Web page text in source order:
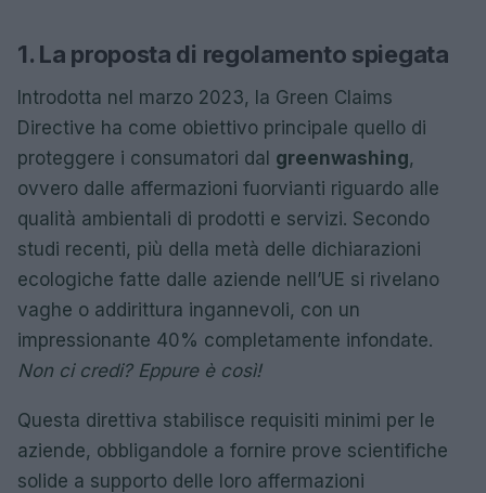
1. La proposta di regolamento spiegata
Introdotta nel marzo 2023, la Green Claims
Directive ha come obiettivo principale quello di
proteggere i consumatori dal greenwashing,
ovvero dalle affermazioni fuorvianti riguardo alle
qualità ambientali di prodotti e servizi. Secondo
studi recenti, più della metà delle dichiarazioni
ecologiche fatte dalle aziende nell’UE si rivelano
vaghe o addirittura ingannevoli, con un
impressionante 40% completamente infondate.
Non ci credi? Eppure è così!
Questa direttiva stabilisce requisiti minimi per le
aziende, obbligandole a fornire prove scientifiche
solide a supporto delle loro affermazioni